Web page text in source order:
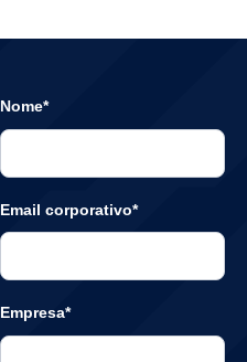
Nome*
Email corporativo*
Empresa*